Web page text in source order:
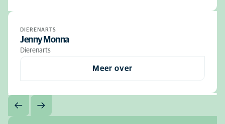
DIERENARTS
Jenny Monna
Dierenarts
Meer over